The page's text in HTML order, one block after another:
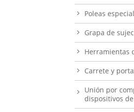
Poleas
Grapa de
Herramientas
Carrete y
Unión por
dispositivos